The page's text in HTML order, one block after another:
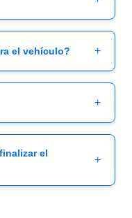
el vehículo? +
+
el
+